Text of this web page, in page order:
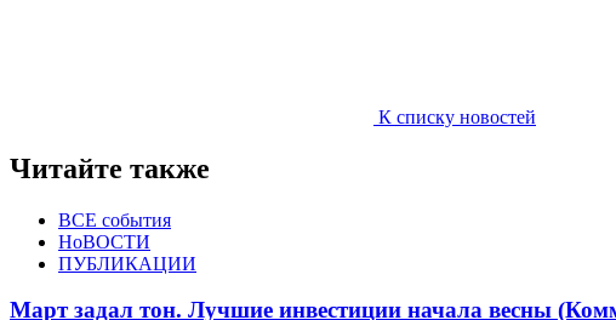
К списку новостей
Читайте также
ВСЕ события
НоВОСТИ
ПУБЛИКАЦИИ
Март задал тон. Лучшие инвестиции начала весны